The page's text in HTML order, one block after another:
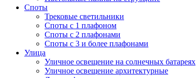
Споты
Трековые светильники
Споты с 1 плафоном
Споты с 2 плафонами
Споты с 3 и более плафонами
Улица
Уличное освещение на солнечных батареях
Уличное освещение архитектурные